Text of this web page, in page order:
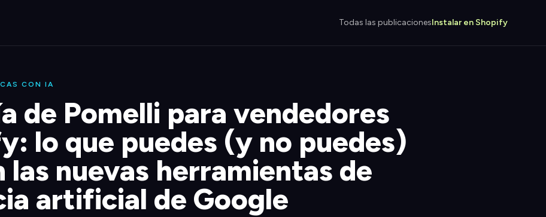
Todas las publicacionesInstalar en Shopify
CON IA
de Pomelli para vendedores
lo que puedes (y no puedes)
las nuevas herramientas de
artificial de Google